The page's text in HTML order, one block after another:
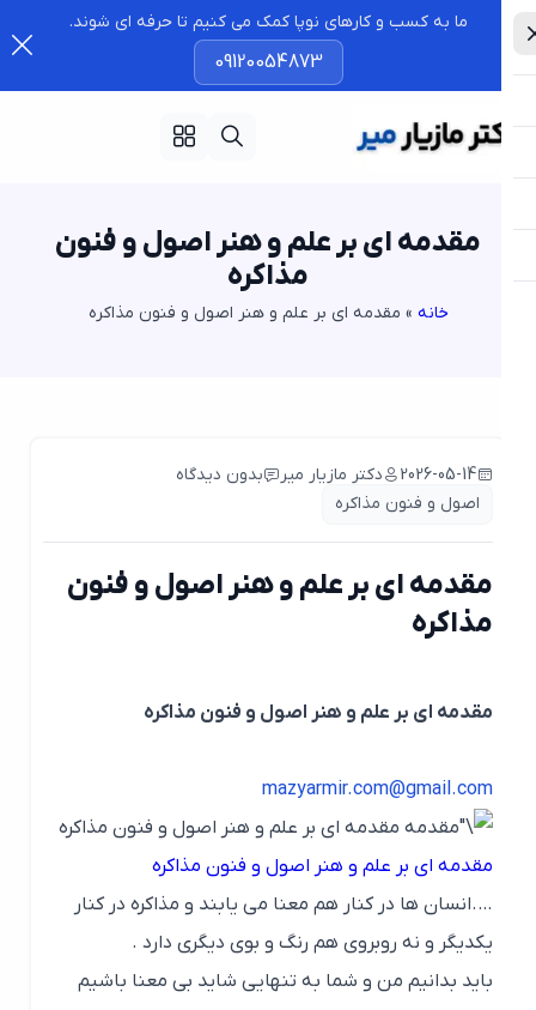
ما به کسب و کارهای نوپا کمک می کنیم تا حرفه ای شوند.
09120054873
مقدمه ای بر علم و هنر اصول و فنون
مذاکره
»مقدمه ای بر علم و هنر اصول و فنون مذاکره
2026-05-14 دکتر مازیار میر
بدون دیدگاه
اصول و فنون مذاکره
مقدمه ای بر علم و هنر اصول و فنون
مذاکره
مقدمه ای بر علم و هنر اصول و فنون مذاکره
mazyarmir.com@gmail.com
مقدمه ای بر علم و هنر اصول و فنون مذاکره
مقدمه ای بر علم و هنر اصول و فنون مذاکره
….انسان ها در کنار هم معنا می یابند و مذاکره در کنار
یکدیگر و نه روبروی هم رنگ و بوی دیگری دارد .
باید بدانیم من و شما به تنهایی شاید بی معنا باشیم